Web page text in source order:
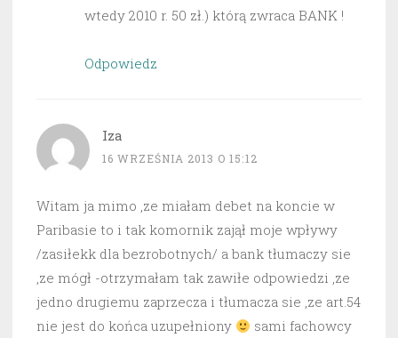
wtedy 2010 r. 50 zł.) którą zwraca BANK !
Odpowiedz
Iza
16 WRZEŚNIA 2013 O 15:12
Witam ja mimo ,ze miałam debet na koncie w
Paribasie to i tak komornik zajął moje wpływy
/zasiłekk dla bezrobotnych/ a bank tłumaczy sie
,ze mógł -otrzymałam tak zawiłe odpowiedzi ,ze
jedno drugiemu zaprzecza i tłumacza sie ,ze art.54
nie jest do końca uzupełniony
sami fachowcy